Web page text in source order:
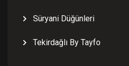
Süryani Düğünleri
Tekirdağlı By Tayfo